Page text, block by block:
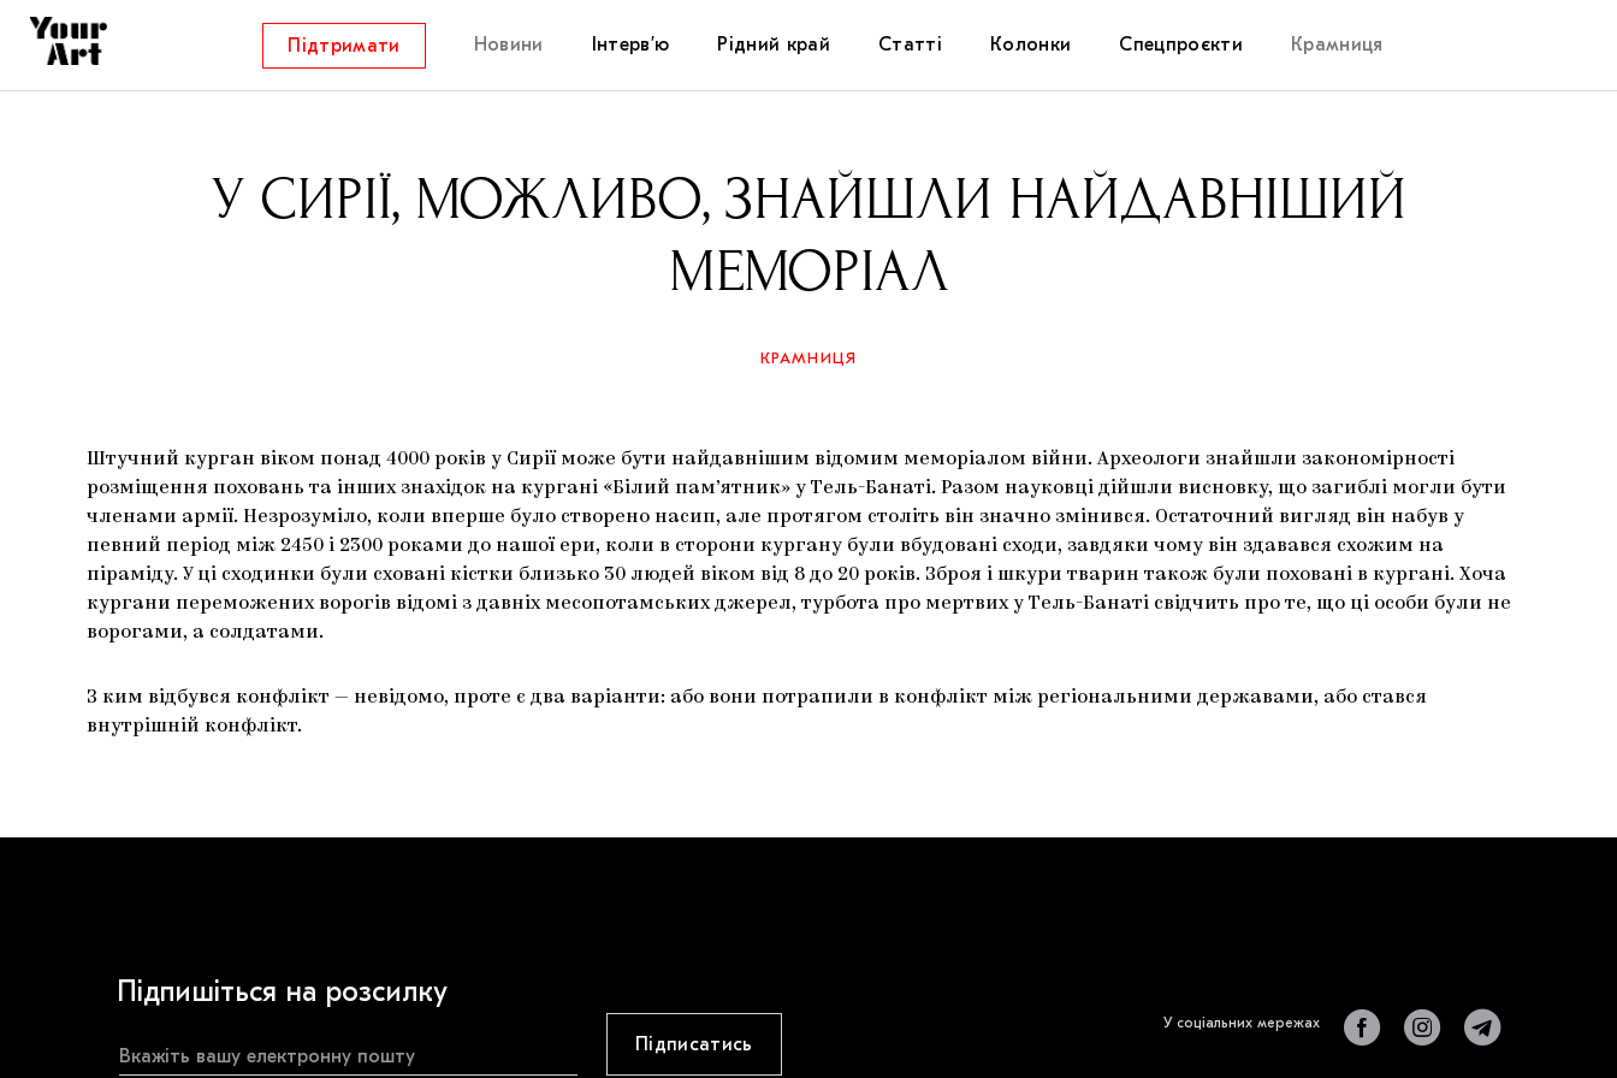
Підтримати Новини Інтерв’ю
Куратори
Архітектура
Рідний край
Самоорганізації
Освіта
Галереї
Артцентри
Статті
Коментарі
Історії
Колонки Спецпроєкти
Запалення
Крамниця
У СИРІЇ, МОЖЛИВО, ЗНАЙШЛИ НАЙДАВНІШИЙ
МЕМОРІАЛ
КРАМНИЦЯ
Штучний курган віком понад 4000 років у Сирії може бути найдавнішим відомим меморіалом війни. Археологи знайшли закономірності
розміщення поховань та інших знахідок на кургані «Білий пам’ятник» у Тель-Банаті. Разом науковці дійшли висновку, що загиблі могли бути
членами армії. Незрозуміло, коли вперше було створено насип, але протягом століть він значно змінився. Остаточний вигляд він набув у
певний період між 2450 і 2300 роками до нашої ери, коли в сторони кургану були вбудовані сходи, завдяки чому він здавався схожим на
піраміду. У ці сходинки були сховані кістки близько 30 людей віком від 8 до 20 років. Зброя і шкури тварин також були поховані в кургані. Хоча
кургани переможених ворогів відомі з давніх месопотамських джерел, турбота про мертвих у Тель-Банаті свідчить про те, що ці особи були не
ворогами, а солдатами.
З ким відбувся конфлікт — невідомо, проте є два варіанти: або вони потрапили в конфлікт між регіональними державами, або стався
внутрішній конфлікт.
Підпишіться на розсилку
Підписатись
У соціальних мережах